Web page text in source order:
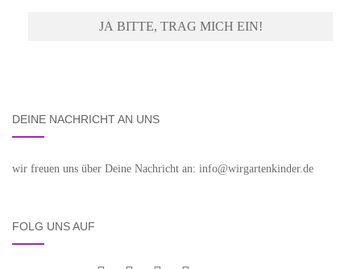
DEINE NACHRICHT AN UNS
wir freuen uns über Deine Nachricht an: info@wirgartenkinder.de
FOLG UNS AUF